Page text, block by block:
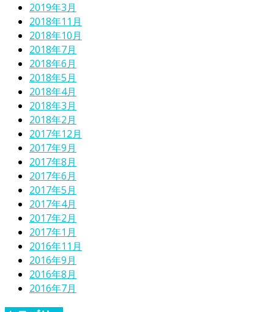
2019年3月
2018年11月
2018年10月
2018年7月
2018年6月
2018年5月
2018年4月
2018年3月
2018年2月
2017年12月
2017年9月
2017年8月
2017年6月
2017年5月
2017年4月
2017年2月
2017年1月
2016年11月
2016年9月
2016年8月
2016年7月